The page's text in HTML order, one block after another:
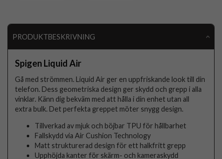
PRODUKTBESKRIVNING
Spigen Liquid Air
Gå med strömmen. Liquid Air ger en uppfriskande look till din
telefon. Dess geometriska design ger skydd och grepp i alla
vinklar. Känn dig bekväm med att hålla i din enhet utan all
extra bulk. Det perfekta greppet möter snygg design.
Tillverkad av mjuk och böjbar TPU för hållbarhet
Fallskydd via Air Cushion Technology
Matt strukturerad design för ett halkfritt grepp
Upphöjda kanter för skärm- och kameraskydd